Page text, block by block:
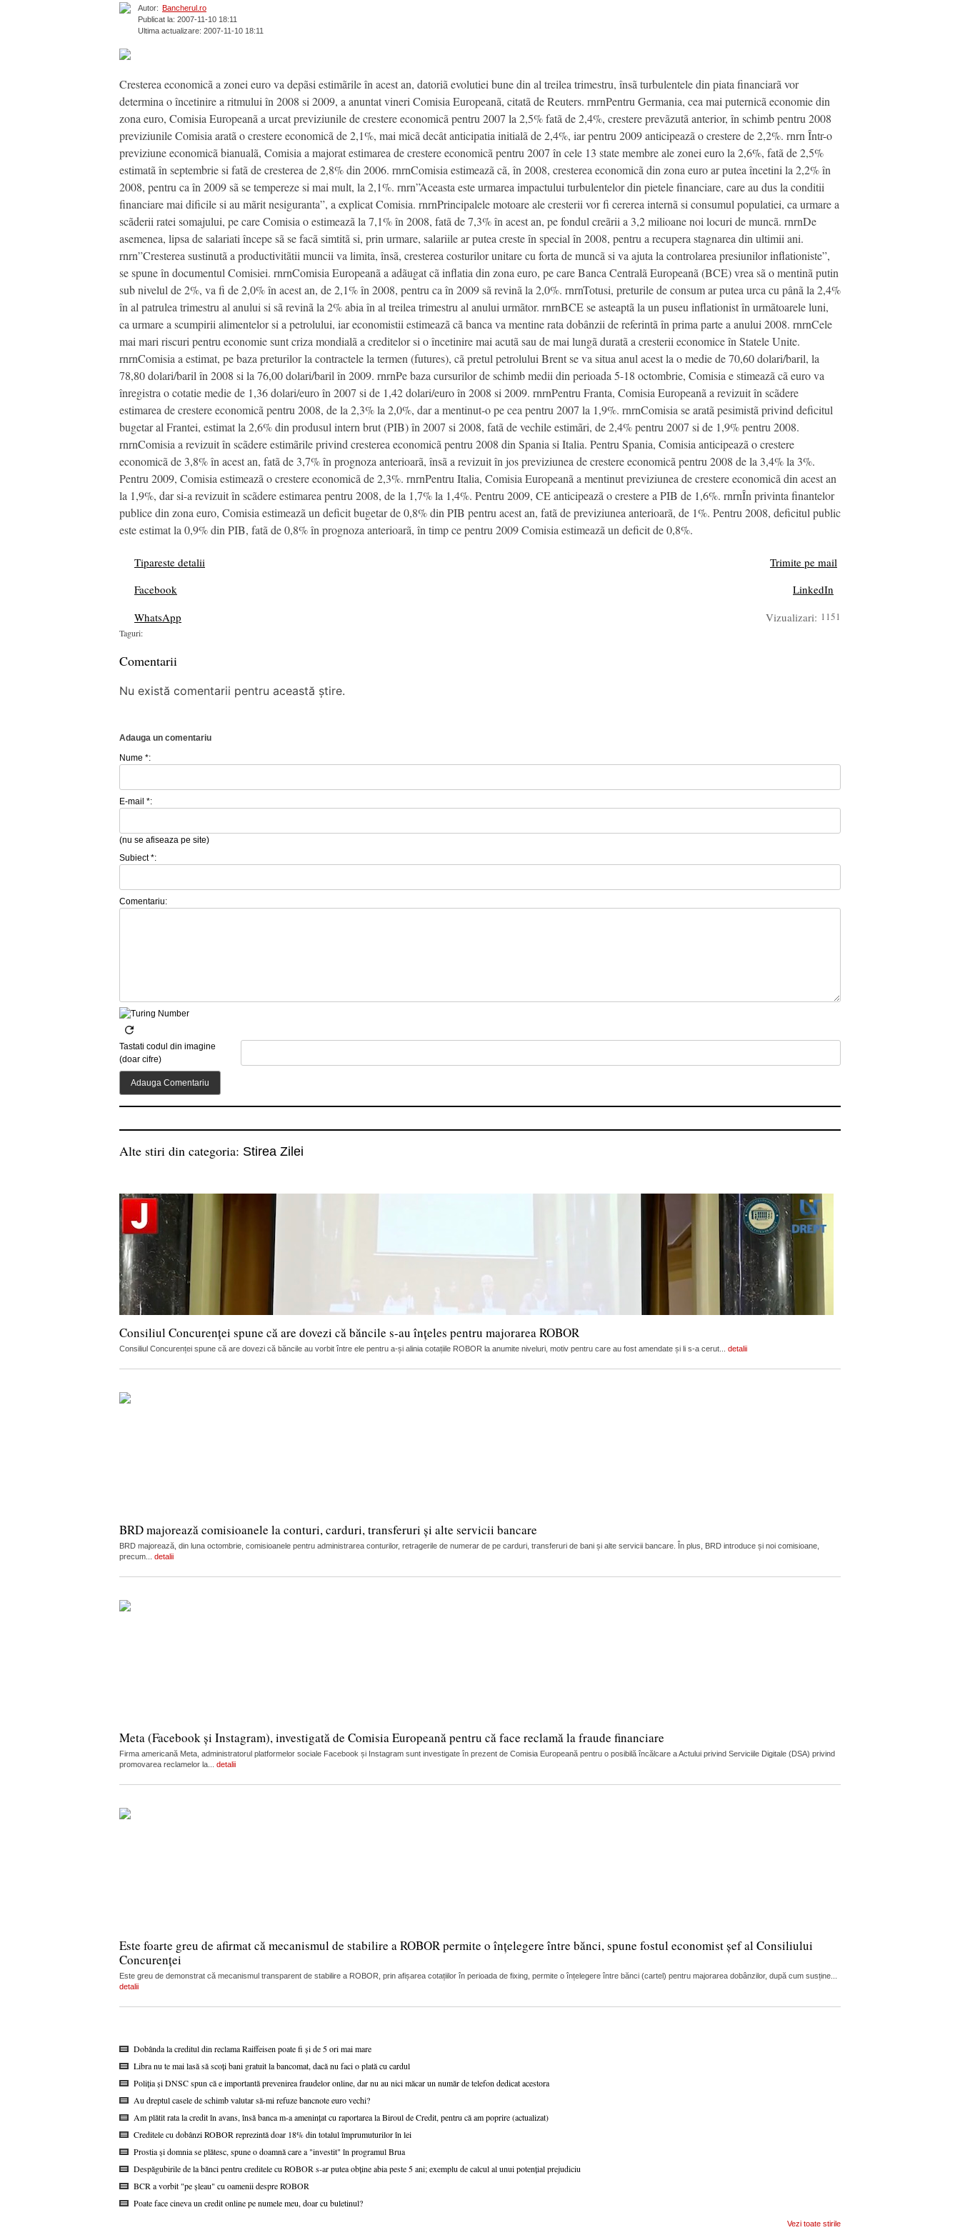
Autor:
Bancherul.ro
Publicat la: 2007-11-10 18:11
Ultima actualizare: 2007-11-10 18:11
Cresterea economicã a zonei euro va depãsi estimãrile în acest an, datoriã evolutiei bune din al treilea trimestru, însã turbulentele din piata financiarã vor
determina o încetinire a ritmului în 2008 si 2009, a anuntat vineri Comisia Europeanã, citatã de Reuters. rnrnPentru Germania, cea mai puternicã economie din
zona euro, Comisia Europeanã a urcat previziunile de crestere economicã pentru 2007 la 2,5% fatã de 2,4%, crestere prevãzutã anterior, în schimb pentru 2008
previziunile Comisia aratã o crestere economicã de 2,1%, mai micã decât anticipatia initialã de 2,4%, iar pentru 2009 anticipeazã o crestere de 2,2%. rnrn Într-o
previziune economicã bianualã, Comisia a majorat estimarea de crestere economicã pentru 2007 în cele 13 state membre ale zonei euro la 2,6%, fatã de 2,5%
estimatã în septembrie si fatã de cresterea de 2,8% din 2006. rnrnComisia estimeazã cã, în 2008, cresterea economicã din zona euro ar putea încetini la 2,2% în
2008, pentru ca în 2009 sã se tempereze si mai mult, la 2,1%. rnrn”Aceasta este urmarea impactului turbulentelor din pietele financiare, care au dus la conditii
financiare mai dificile si au mãrit nesiguranta”, a explicat Comisia. rnrnPrincipalele motoare ale cresterii vor fi cererea internã si consumul populatiei, ca urmare a
scãderii ratei somajului, pe care Comisia o estimeazã la 7,1% în 2008, fatã de 7,3% în acest an, pe fondul creãrii a 3,2 milioane noi locuri de muncã. rnrnDe
asemenea, lipsa de salariati începe sã se facã simtitã si, prin urmare, salariile ar putea creste în special în 2008, pentru a recupera stagnarea din ultimii ani.
rnrn”Cresterea sustinutã a productivitãtii muncii va limita, însã, cresterea costurilor unitare cu forta de muncã si va ajuta la controlarea presiunilor inflationiste”,
se spune în documentul Comisiei. rnrnComisia Europeanã a adãugat cã inflatia din zona euro, pe care Banca Centralã Europeanã (BCE) vrea sã o mentinã putin
sub nivelul de 2%, va fi de 2,0% în acest an, de 2,1% în 2008, pentru ca în 2009 sã revinã la 2,0%. rnrnTotusi, preturile de consum ar putea urca cu pânã la 2,4%
în al patrulea trimestru al anului si sã revinã la 2% abia în al treilea trimestru al anului urmãtor. rnrnBCE se asteaptã la un puseu inflationist în urmãtoarele luni,
ca urmare a scumpirii alimentelor si a petrolului, iar economistii estimeazã cã banca va mentine rata dobânzii de referintã în prima parte a anului 2008. rnrnCele
mai mari riscuri pentru economie sunt criza mondialã a creditelor si o încetinire mai acutã sau de mai lungã duratã a cresterii economice în Statele Unite.
rnrnComisia a estimat, pe baza preturilor la contractele la termen (futures), cã pretul petrolului Brent se va situa anul acest la o medie de 70,60 dolari/baril, la
78,80 dolari/baril în 2008 si la 76,00 dolari/baril în 2009. rnrnPe baza cursurilor de schimb medii din perioada 5-18 octombrie, Comisia e stimeazã cã euro va
înregistra o cotatie medie de 1,36 dolari/euro în 2007 si de 1,42 dolari/euro în 2008 si 2009. rnrnPentru Franta, Comisia Europeanã a revizuit în scãdere
estimarea de crestere economicã pentru 2008, de la 2,3% la 2,0%, dar a mentinut-o pe cea pentru 2007 la 1,9%. rnrnComisia se aratã pesimistã privind deficitul
bugetar al Frantei, estimat la 2,6% din produsul intern brut (PIB) în 2007 si 2008, fatã de vechile estimãri, de 2,4% pentru 2007 si de 1,9% pentru 2008.
rnrnComisia a revizuit în scãdere estimãrile privind cresterea economicã pentru 2008 din Spania si Italia. Pentru Spania, Comisia anticipeazã o crestere
economicã de 3,8% în acest an, fatã de 3,7% în prognoza anterioarã, însã a revizuit în jos previziunea de crestere economicã pentru 2008 de la 3,4% la 3%.
Pentru 2009, Comisia estimeazã o crestere economicã de 2,3%. rnrnPentru Italia, Comisia Europeanã a mentinut previziunea de crestere economicã din acest an
la 1,9%, dar si-a revizuit în scãdere estimarea pentru 2008, de la 1,7% la 1,4%. Pentru 2009, CE anticipeazã o crestere a PIB de 1,6%. rnrnÎn privinta finantelor
publice din zona euro, Comisia estimeazã un deficit bugetar de 0,8% din PIB pentru acest an, fatã de previziunea anterioarã, de 1%. Pentru 2008, deficitul public
este estimat la 0,9% din PIB, fatã de 0,8% în prognoza anterioarã, în timp ce pentru 2009 Comisia estimeazã un deficit de 0,8%.
Tipareste detalii
Trimite pe mail
Facebook
LinkedIn
WhatsApp
Vizualizari: 1151
Taguri:
Comentarii
Nu există comentarii pentru această știre.
Adauga un comentariu
Nume *:
E-mail *:
(nu se afiseaza pe site)
Subiect *:
Comentariu:
Tastati codul din imagine
(doar cifre)
Alte stiri din categoria: Stirea Zilei
Consiliul Concurenței spune că are dovezi că băncile s-au înțeles pentru majorarea ROBOR
Consiliul Concurenței spune că are dovezi că băncile au vorbit între ele pentru a-și alinia cotațiile ROBOR la anumite niveluri, motiv pentru care au fost amendate și li s-a cerut... detalii
BRD majorează comisioanele la conturi, carduri, transferuri și alte servicii bancare
BRD majorează, din luna octombrie, comisioanele pentru administrarea conturilor, retragerile de numerar de pe carduri, transferuri de bani și alte servicii bancare. În plus, BRD introduce și noi comisioane,
precum... detalii
Meta (Facebook și Instagram), investigată de Comisia Europeană pentru că face reclamă la fraude financiare
Firma americană Meta, administratorul platformelor sociale Facebook și Instagram sunt investigate în prezent de Comisia Europeană pentru o posibilă încălcare a Actului privind Serviciile Digitale (DSA) privind
promovarea reclamelor la... detalii
Este foarte greu de afirmat că mecanismul de stabilire a ROBOR permite o înțelegere între bănci, spune fostul economist șef al Consiliului
Concurenței
Este greu de demonstrat că mecanismul transparent de stabilire a ROBOR, prin afișarea cotațiilor în perioada de fixing, permite o înțelegere între bănci (cartel) pentru majorarea dobânzilor, după cum susține...
detalii
Dobânda la creditul din reclama Raiffeisen poate fi și de 5 ori mai mare
Libra nu te mai lasă să scoți bani gratuit la bancomat, dacă nu faci o plată cu cardul
Poliția și DNSC spun că e importantă prevenirea fraudelor online, dar nu au nici măcar un număr de telefon dedicat acestora
Au dreptul casele de schimb valutar să-mi refuze bancnote euro vechi?
Am plătit rata la credit în avans, însă banca m-a amenințat cu raportarea la Biroul de Credit, pentru că am poprire (actualizat)
Creditele cu dobânzi ROBOR reprezintă doar 18% din totalul împrumuturilor în lei
Prostia și domnia se plătesc, spune o doamnă care a "investit" în programul Brua
Despăgubirile de la bănci pentru creditele cu ROBOR s-ar putea obține abia peste 5 ani; exemplu de calcul al unui potențial prejudiciu
BCR a vorbit "pe șleau" cu oamenii despre ROBOR
Poate face cineva un credit online pe numele meu, doar cu buletinul?
Vezi toate stirile